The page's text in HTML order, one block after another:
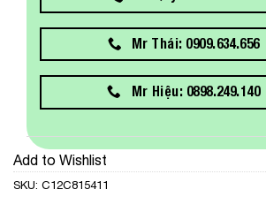
Mr Thái: 0909.634.656
Mr Hiệu: 0898.249.140
Add to Wishlist
SKU: C12C815411